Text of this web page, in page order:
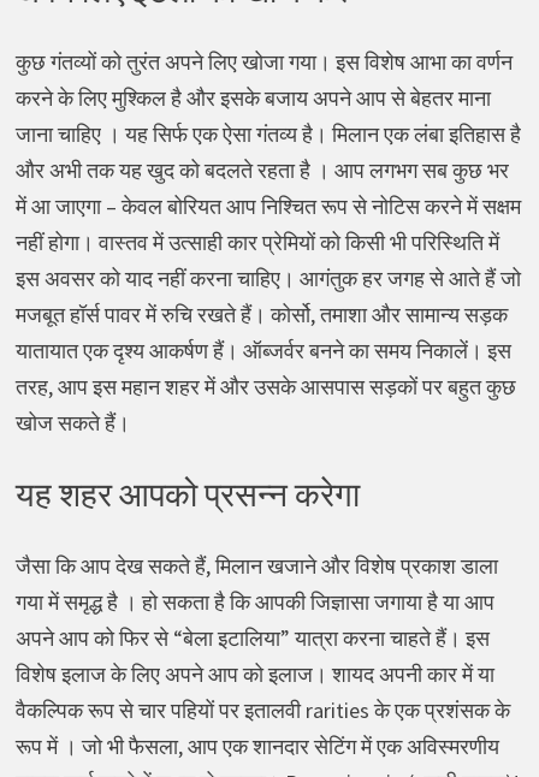
कुछ गंतव्यों को तुरंत अपने लिए खोजा गया। इस विशेष आभा का वर्णन
करने के लिए मुश्किल है और इसके बजाय अपने आप से बेहतर माना
जाना चाहिए । यह सिर्फ एक ऐसा गंतव्य है। मिलान एक लंबा इतिहास है
और अभी तक यह खुद को बदलते रहता है । आप लगभग सब कुछ भर
में आ जाएगा – केवल बोरियत आप निश्चित रूप से नोटिस करने में सक्षम
नहीं होगा। वास्तव में उत्साही कार प्रेमियों को किसी भी परिस्थिति में
इस अवसर को याद नहीं करना चाहिए। आगंतुक हर जगह से आते हैं जो
मजबूत हॉर्स पावर में रुचि रखते हैं। कोर्सो, तमाशा और सामान्य सड़क
यातायात एक दृश्य आकर्षण हैं। ऑब्जर्वर बनने का समय निकालें। इस
तरह, आप इस महान शहर में और उसके आसपास सड़कों पर बहुत कुछ
खोज सकते हैं।
यह शहर आपको प्रसन्न करेगा
जैसा कि आप देख सकते हैं, मिलान खजाने और विशेष प्रकाश डाला
गया में समृद्ध है । हो सकता है कि आपकी जिज्ञासा जगाया है या आप
अपने आप को फिर से “बेला इटालिया” यात्रा करना चाहते हैं। इस
विशेष इलाज के लिए अपने आप को इलाज। शायद अपनी कार में या
वैकल्पिक रूप से चार पहियों पर इतालवी rarities के एक प्रशंसक के
रूप में । जो भी फैसला, आप एक शानदार सेटिंग में एक अविस्मरणीय